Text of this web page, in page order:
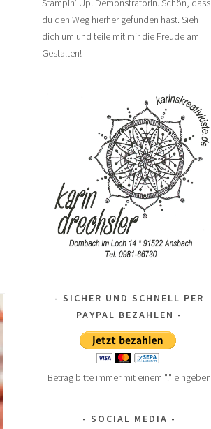
du den Weg hierher gefunden hast. Sieh
dich um und teile mit mir die Freude am
Gestalten!
SICHER UND SCHNELL PER
PAYPAL BEZAHLEN
Betrag bitte immer mit einem "." eingeben
SOCIAL MEDIA